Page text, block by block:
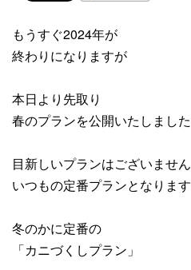
もうすぐ2024年が
終わりになりますが
本日より先取り
春のプランを公開いたしました
目新しいプランはございません
いつもの定番プランとなります
冬のかに定番の
「カニづくしプラン」